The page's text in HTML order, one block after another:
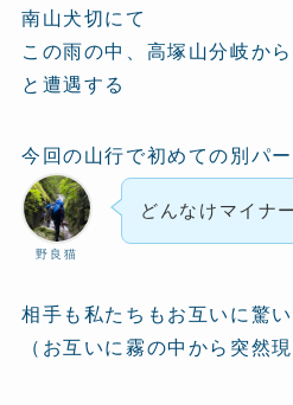
南山犬切にて
この雨の中、高塚山分岐か
と遭遇する
今回の山行で初めての別パ
野良猫
どんなけマイナ
相手も私たちもお互いに驚
（お互いに霧の中から突然